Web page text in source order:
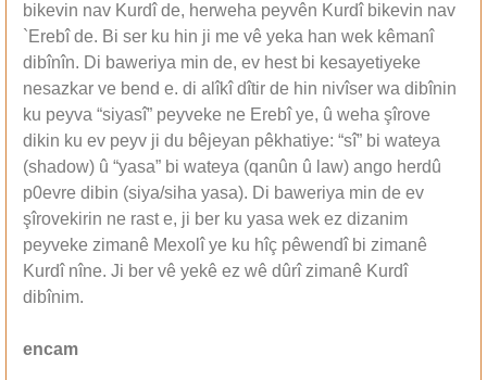
bikevin nav Kurdî de, herweha peyvên Kurdî bikevin nav
`Erebî de. Bi ser ku hin ji me vê yeka han wek kêmanî
dibînîn. Di baweriya min de, ev hest bi kesayetiyeke
nesazkar ve bend e. di alîkî dîtir de hin nivîser wa dibînin
ku peyva “siyasî” peyveke ne Erebî ye, û weha şîrove
dikin ku ev peyv ji du bêjeyan pêkhatiye: “sî” bi wateya
(shadow) û “yasa” bi wateya (qanûn û law) ango herdû
p0evre dibin (siya/siha yasa). Di baweriya min de ev
şîrovekirin ne rast e, ji ber ku yasa wek ez dizanim
peyveke zimanê Mexolî ye ku hîç pêwendî bi zimanê
Kurdî nîne. Ji ber vê yekê ez wê dûrî zimanê Kurdî
dibînim.
encam